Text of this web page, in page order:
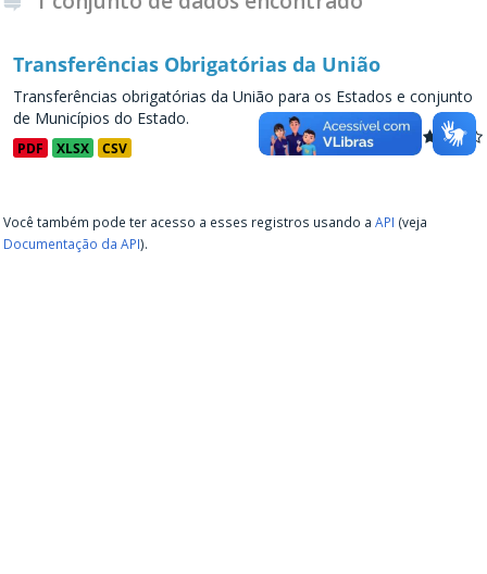
Transferências Obrigatórias da União
Transferências obrigatórias da União para os Estados e conjunto
de Municípios do Estado.
PDF XLSX CSV
Você também pode ter acesso a esses registros usando a API (veja
Documentação da API).